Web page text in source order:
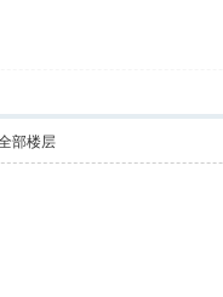
部楼层